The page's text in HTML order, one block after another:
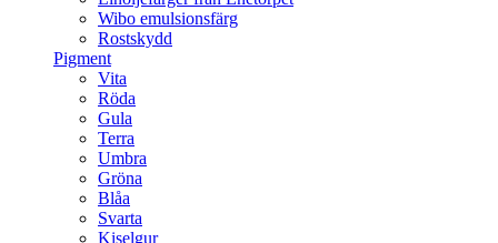
Wibo emulsionsfärg
Rostskydd
Pigment
Vita
Röda
Gula
Terra
Umbra
Gröna
Blåa
Svarta
Kiselgur